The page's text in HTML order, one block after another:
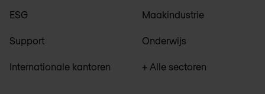
ESG
Support
Internationale kantoren
Maakindustrie
Onderwijs
+ Alle sectoren